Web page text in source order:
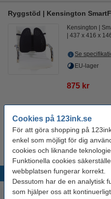
Cookies på 123ink.se
För att göra shopping på
enkel som möjligt för dig
cookies och liknande
Funktionella cookies
webbplatsen fungerar korrekt.
Dessutom har de en analytisk
som hjälper oss att kontinuerligt
Ryggstöd | Kensington
Kensington
437 x 416 x
Se
EU-lager
875 kr
Fotstöd | Kensington Solemate Plus
695 kr
Populära